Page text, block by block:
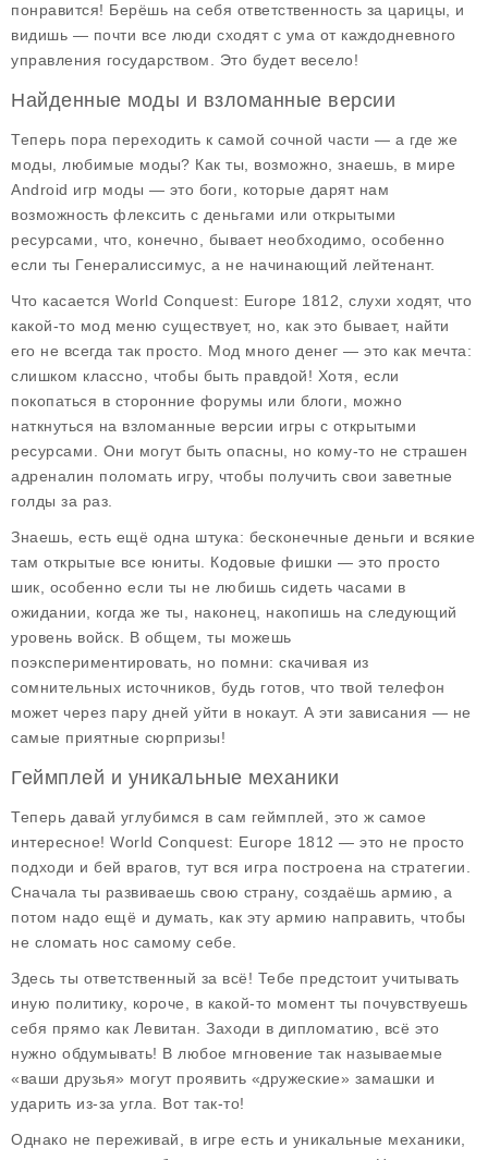
понравится! Берёшь на себя ответственность за царицы, и
видишь — почти все люди сходят с ума от каждодневного
управления государством. Это будет весело!
Найденные моды и взломанные версии
Теперь пора переходить к самой сочной части — а где же
моды, любимые моды? Как ты, возможно, знаешь, в мире
Android игр моды — это боги, которые дарят нам
возможность флексить с деньгами или открытыми
ресурсами, что, конечно, бывает необходимо, особенно
если ты Генералиссимус, а не начинающий лейтенант.
Что касается World Conquest: Europe 1812, слухи ходят, что
какой-то мод меню существует, но, как это бывает, найти
его не всегда так просто. Мод много денег — это как мечта:
слишком классно, чтобы быть правдой! Хотя, если
покопаться в сторонние форумы или блоги, можно
наткнуться на взломанные версии игры с открытыми
ресурсами. Они могут быть опасны, но кому-то не страшен
адреналин поломать игру, чтобы получить свои заветные
голды за раз.
Знаешь, есть ещё одна штука: бесконечные деньги и всякие
там открытые все юниты. Кодовые фишки — это просто
шик, особенно если ты не любишь сидеть часами в
ожидании, когда же ты, наконец, накопишь на следующий
уровень войск. В общем, ты можешь
поэкспериментировать, но помни: скачивая из
сомнительных источников, будь готов, что твой телефон
может через пару дней уйти в нокаут. А эти зависания — не
самые приятные сюрпризы!
Геймплей и уникальные механики
Теперь давай углубимся в сам геймплей, это ж самое
интересное! World Conquest: Europe 1812 — это не просто
подходи и бей врагов, тут вся игра построена на стратегии.
Сначала ты развиваешь свою страну, создаёшь армию, а
потом надо ещё и думать, как эту армию направить, чтобы
не сломать нос самому себе.
Здесь ты ответственный за всё! Тебе предстоит учитывать
иную политику, короче, в какой-то момент ты почувствуешь
себя прямо как Левитан. Заходи в дипломатию, всё это
нужно обдумывать! В любое мгновение так называемые
«ваши друзья» могут проявить «дружеские» замашки и
ударить из-за угла. Вот так-то!
Однако не переживай, в игре есть и уникальные механики,